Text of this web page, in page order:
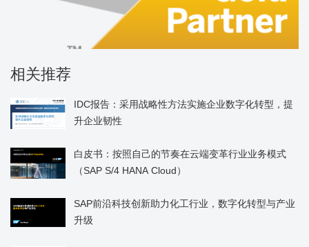
相关推荐
IDC报告：采用战略性方法实施企业数字化转型，提
升企业韧性
白皮书：按照自己的节奏在云端变革行业业务模式
（SAP S/4 HANA Cloud）
SAP前沿科技创新助力化工行业，数字化转型与产业
升级